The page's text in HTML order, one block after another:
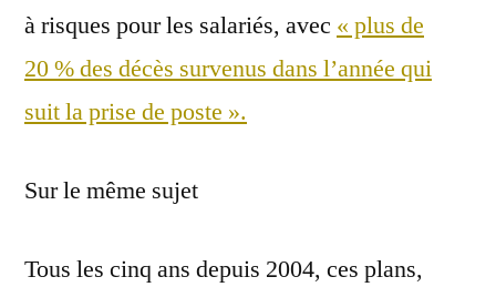
à risques pour les salariés, avec « plus de
20 % des décès survenus dans l’année qui
suit la prise de poste ».
Sur le même sujet
Tous les cinq ans depuis 2004, ces plans,